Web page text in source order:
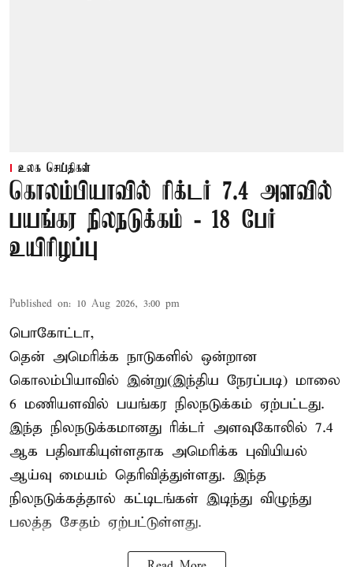
உலக செய்திகள்
கொலம்பியாவில் ரிக்டர் 7.4 அளவில்
பயங்கர நிலநடுக்கம் - 18 பேர்
உயிரிழப்பு
Published on: 10 Aug 2026, 3:00 pm
பொகோட்டா,
தென் அமெரிக்க நாடுகளில் ஒன்றான
கொலம்பியாவில் இன்று(இந்திய நேரப்படி) மாலை
6 மணியளவில் பயங்கர நிலநடுக்கம் ஏற்பட்டது.
இந்த நிலநடுக்கமானது ரிக்டர் அளவுகோலில் 7.4
ஆக பதிவாகியுள்ளதாக அமெரிக்க புவியியல்
ஆய்வு மையம் தெரிவித்துள்ளது. இந்த
நிலநடுக்கத்தால் கட்டிடங்கள் இடிந்து விழுந்து
பலத்த சேதம் ஏற்பட்டுள்ளது.